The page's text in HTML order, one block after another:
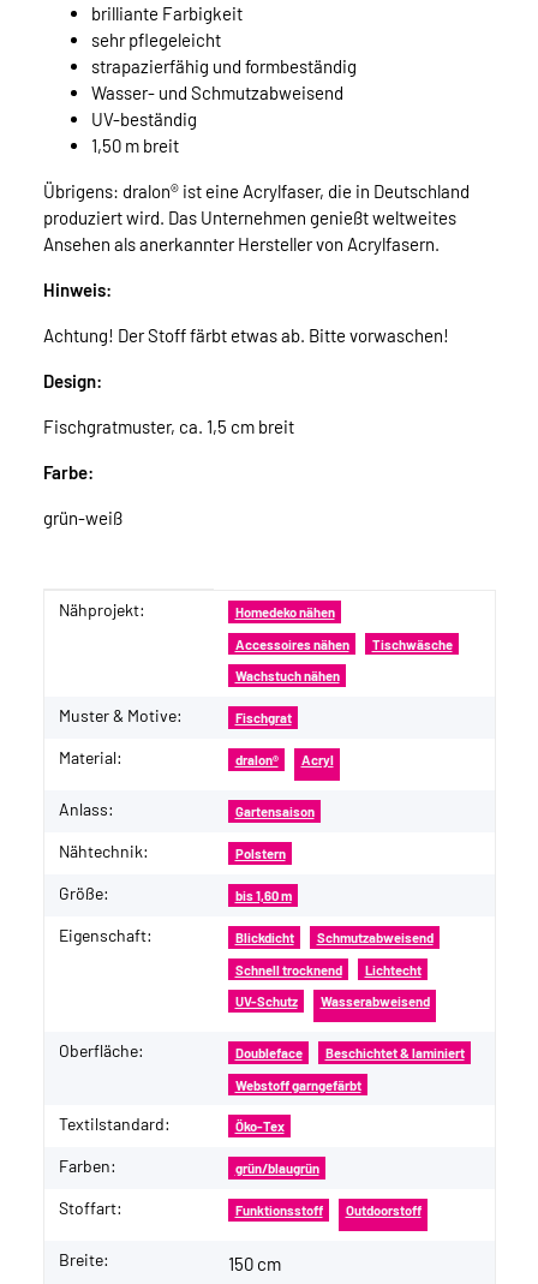
brilliante Farbigkeit
sehr pflegeleicht
strapazierfähig und formbeständig
Wasser- und Schmutzabweisend
UV-beständig
1,50 m breit
Übrigens: dralon® ist eine Acrylfaser, die in Deutschland
produziert wird. Das Unternehmen genießt weltweites
Ansehen als anerkannter Hersteller von Acrylfasern.
Hinweis:
Achtung! Der Stoff färbt etwas ab. Bitte vorwaschen!
Design:
Fischgratmuster, ca. 1,5 cm breit
Farbe:
grün-weiß
Produkteigenschaft
Wert
Nähprojekt: Homedeko nähen
Accessoires nähen Tischwäsche
Wachstuch nähen
Muster & Motive: Fischgrat
Material: dralon® Acryl
Anlass: Gartensaison
Nähtechnik: Polstern
Größe: bis 1,60 m
Eigenschaft: Blickdicht Schmutzabweisend
Schnell trocknend Lichtecht
UV-Schutz Wasserabweisend
Oberfläche: Doubleface Beschichtet & laminiert
Webstoff garngefärbt
Textilstandard: Öko-Tex
Farben: grün/blaugrün
Stoffart: Funktionsstoff Outdoorstoff
Breite: 150 cm